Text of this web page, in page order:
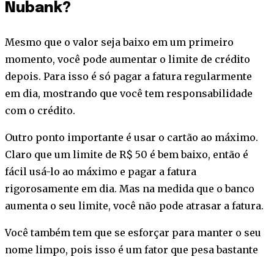
Nubank?
Mesmo que o valor seja baixo em um primeiro
momento, você pode aumentar o limite de crédito
depois. Para isso é só pagar a fatura regularmente
em dia, mostrando que você tem responsabilidade
com o crédito.
Outro ponto importante é usar o cartão ao máximo.
Claro que um limite de R$ 50 é bem baixo, então é
fácil usá-lo ao máximo e pagar a fatura
rigorosamente em dia. Mas na medida que o banco
aumenta o seu limite, você não pode atrasar a fatura.
Você também tem que se esforçar para manter o seu
nome limpo, pois isso é um fator que pesa bastante